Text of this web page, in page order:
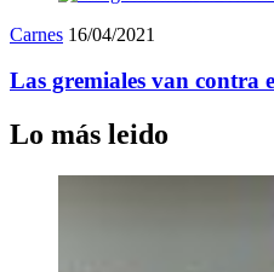
Carnes 16/04/2021
Las gremiales van contra
Lo más leido